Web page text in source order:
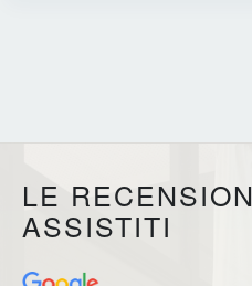
LE
ASSISTITI